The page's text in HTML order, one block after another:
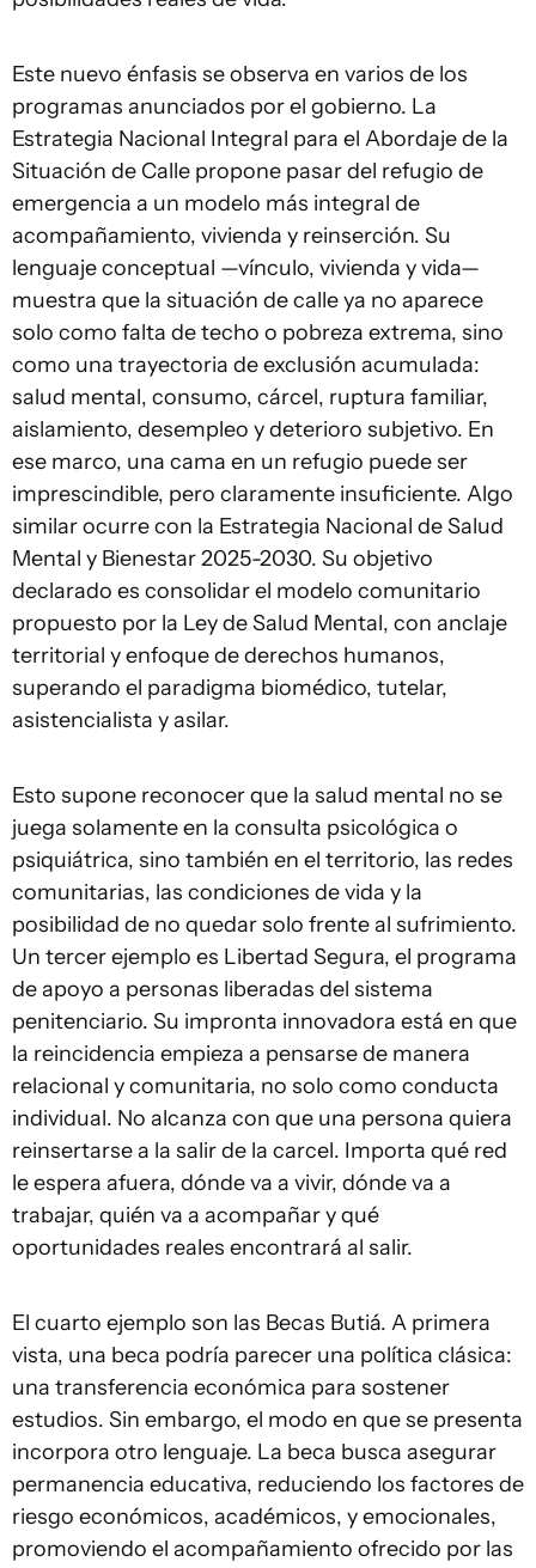
Este nuevo énfasis se observa en varios de los
programas anunciados por el gobierno. La
Estrategia Nacional Integral para el Abordaje de la
Situación de Calle propone pasar del refugio de
emergencia a un modelo más integral de
acompañamiento, vivienda y reinserción. Su
lenguaje conceptual —vínculo, vivienda y vida—
muestra que la situación de calle ya no aparece
solo como falta de techo o pobreza extrema, sino
como una trayectoria de exclusión acumulada:
salud mental, consumo, cárcel, ruptura familiar,
aislamiento, desempleo y deterioro subjetivo. En
ese marco, una cama en un refugio puede ser
imprescindible, pero claramente insuficiente. Algo
similar ocurre con la Estrategia Nacional de Salud
Mental y Bienestar 2025-2030. Su objetivo
declarado es consolidar el modelo comunitario
propuesto por la Ley de Salud Mental, con anclaje
territorial y enfoque de derechos humanos,
superando el paradigma biomédico, tutelar,
asistencialista y asilar.
Esto supone reconocer que la salud mental no se
juega solamente en la consulta psicológica o
psiquiátrica, sino también en el territorio, las redes
comunitarias, las condiciones de vida y la
posibilidad de no quedar solo frente al sufrimiento.
Un tercer ejemplo es Libertad Segura, el programa
de apoyo a personas liberadas del sistema
penitenciario. Su impronta innovadora está en que
la reincidencia empieza a pensarse de manera
relacional y comunitaria, no solo como conducta
individual. No alcanza con que una persona quiera
reinsertarse a la salir de la carcel. Importa qué red
le espera afuera, dónde va a vivir, dónde va a
trabajar, quién va a acompañar y qué
oportunidades reales encontrará al salir.
El cuarto ejemplo son las Becas Butiá. A primera
vista, una beca podría parecer una política clásica:
una transferencia económica para sostener
estudios. Sin embargo, el modo en que se presenta
incorpora otro lenguaje. La beca busca asegurar
permanencia educativa, reduciendo los factores de
riesgo económicos, académicos, y emocionales,
promoviendo el acompañamiento ofrecido por las